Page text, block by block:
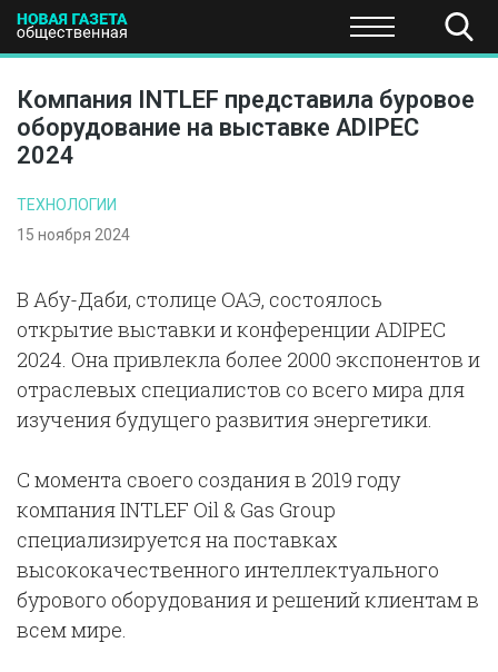
ПОЛИТИКА ЭКОНОМИКА НАУКА И
Компания INTLEF представила буровое
оборудование на выставке ADIPEC
2024
ТЕХНОЛОГИИ
15 ноября 2024
В Абу-Даби, столице ОАЭ, состоялось
открытие выставки и конференции ADIPEC
2024. Она привлекла более 2000 экспонентов и
отраслевых специалистов со всего мира для
изучения будущего развития энергетики.
С момента своего создания в 2019 году
компания INTLEF Oil & Gas Group
специализируется на поставках
высококачественного интеллектуального
бурового оборудования и решений клиентам в
всем мире.